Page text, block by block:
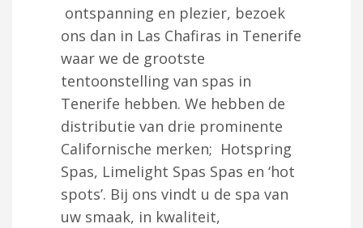
ontspanning en plezier, bezoek
ons dan in Las Chafiras in Tenerife
waar we de grootste
tentoonstelling van spas in
Tenerife hebben. We hebben de
distributie van drie prominente
Californische merken; Hotspring
Spas, Limelight Spas Spas en ‘hot
spots’. Bij ons vindt u de spa van
uw smaak, in kwaliteit,